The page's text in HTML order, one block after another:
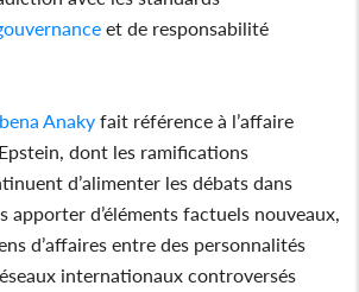
et de responsabilité
Anaky fait référence à l’affaire
dont les ramifications
d’alimenter les débats dans
apporter d’éléments factuels nouveaux,
d’affaires entre des personnalités
internationaux controversés